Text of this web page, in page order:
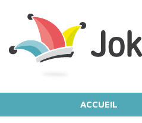
ACCUEIL